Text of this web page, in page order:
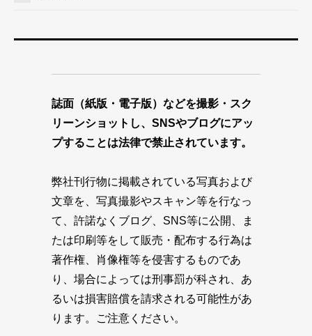
誌面（紙版・電子版）などを撮影・スク
リーンショットし、SNSやブログにアッ
プすることは法律で禁止されています。
弊社刊行物に掲載されている写真および
文章を、写真撮影やスキャン等を行なっ
て、許諾なくブログ、SNS等に公開、ま
たは印刷等をして販売・配布する行為は
著作権、肖像権等を侵害するものであ
り、場合によっては刑事罰が科され、あ
るいは損害賠償を請求される可能性があ
ります。ご注意ください。